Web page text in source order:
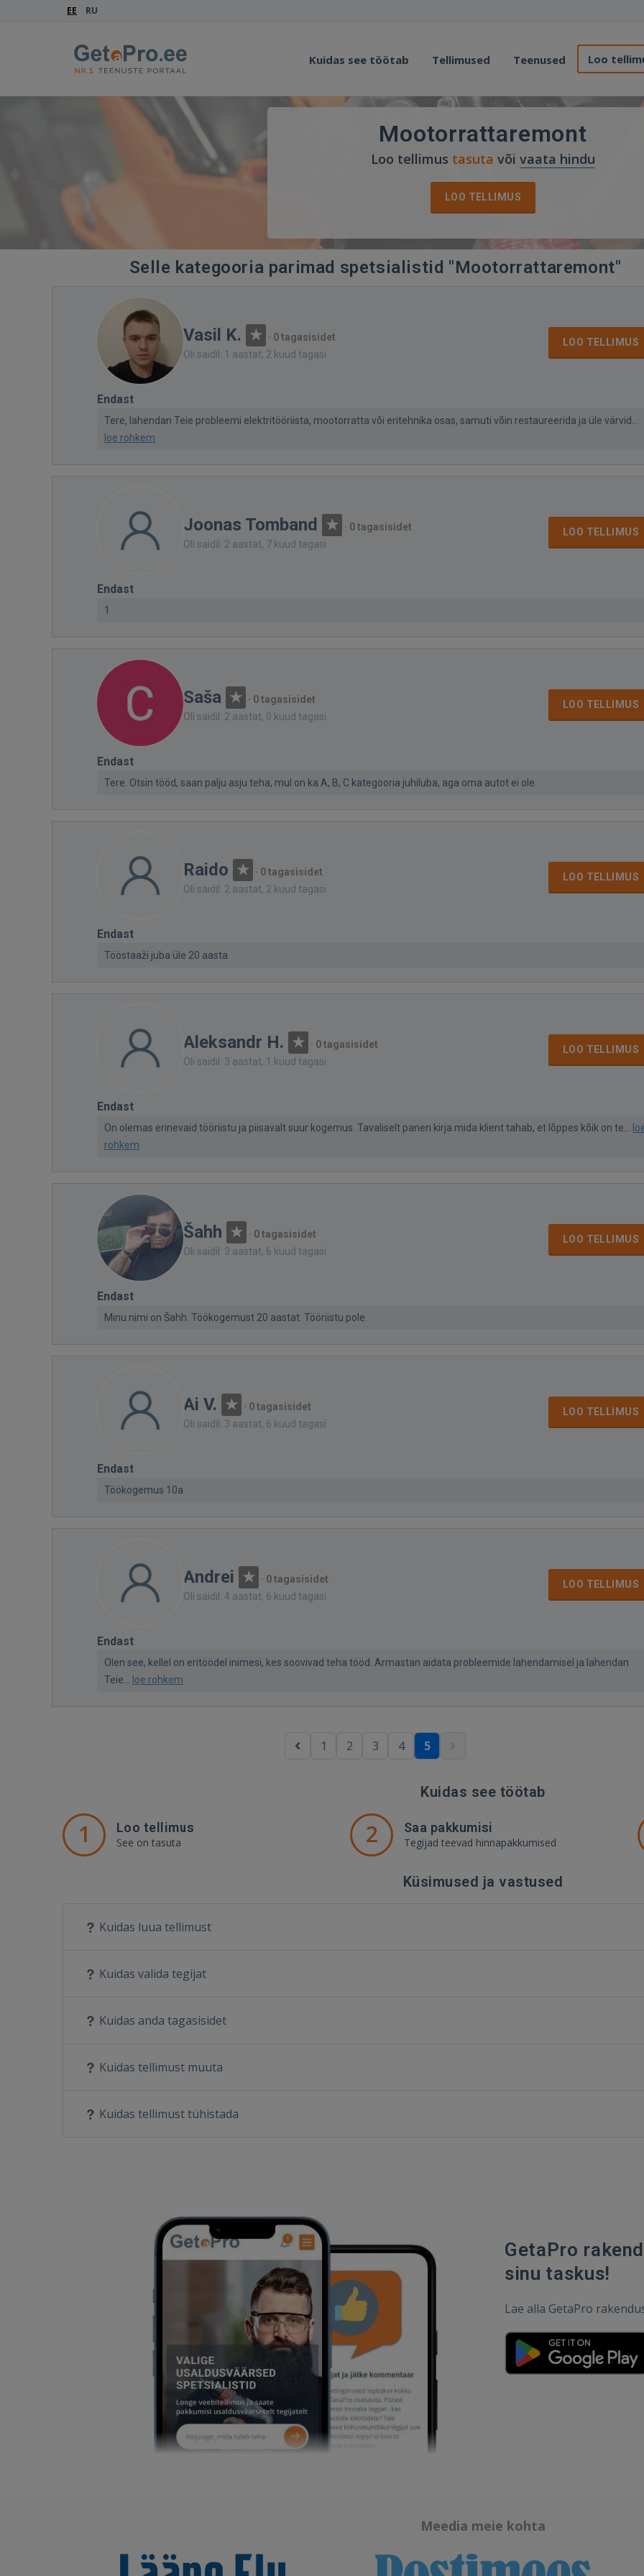
EE RU
Kuidas see töötab Tellimused Teenused Loo
Mootorrattaremont
Loo tellimus tasuta või vaata hindu
LOO TELLIMUS
Selle kategooria parimad spetsialistid "Mootorrattaremont"
Vasil K. · 0 tagasisidet
Oli saidil: 1 aastat, 2 kuud tagasi
LOO TELLIMUS
Endast
Tere, lahendan Teie probleemi elektritööriista, mootorratta või eritehnika osas, samuti võin restaureerida ja üle värvid...
loe rohkem
Joonas Tomband · 0 tagasisidet
Oli saidil: 2 aastat, 7 kuud tagasi
LOO TELLIMUS
Endast
1
Saša · 0 tagasisidet
Oli saidil: 2 aastat, 0 kuud tagasi
LOO TELLIMUS
Endast
Tere. Otsin tööd, saan palju asju teha, mul on ka A, B, C kategooria juhiluba, aga oma autot ei ole.
Raido · 0 tagasisidet
Oli saidil: 2 aastat, 2 kuud tagasi
LOO TELLIMUS
Endast
Tööstaaži juba üle 20 aasta
Aleksandr H. · 0 tagasisidet
Oli saidil: 3 aastat, 1 kuud tagasi
LOO TELLIMUS
Endast
On olemas erinevaid tööriistu ja piisavalt suur kogemus. Tavaliselt panen kirja mida klient tahab, et lõppes kõik on te...
rohkem
Šahh · 0 tagasisidet
Oli saidil: 3 aastat, 6 kuud tagasi
LOO TELLIMUS
Endast
Minu nimi on Šahh. Töökogemust 20 aastat. Tööriistu pole.
Ai V. · 0 tagasisidet
Oli saidil: 3 aastat, 6 kuud tagasi
LOO TELLIMUS
Endast
Töökogemus 10a
Andrei · 0 tagasisidet
Oli saidil: 4 aastat, 6 kuud tagasi
LOO TELLIMUS
Endast
Olen see, kellel on eritöödel inimesi, kes soovivad teha tööd. Armastan aidata probleemide lahendamisel ja lahendan
Teie...
loe rohkem
1 2 3 4 5
Kuidas see töötab
1 Loo tellimus
See on tasuta 2 Saa pakkumisi
Tegijad teevad hinnapakkumised
Küsimused ja vastused
Kuidas luua tellimust
Kuidas valida tegijat
Kuidas anda tagasisidet
Kuidas tellimust muuta
Kuidas tellimust tühistada
GetaPro
sinu taskus!
Lae alla GetaPro
Meedia meie kohta